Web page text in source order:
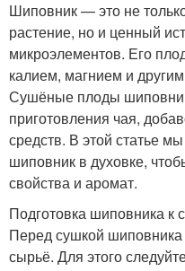
Шиповник — это не
растение, но и ценный
микроэлементов. Его
калием, магнием и
Сушёные плоды
приготовления чая,
средств. В этой статье
шиповник в духовке,
свойства и аромат.
Подготовка шиповника к
Перед сушкой шиповника
сырьё. Для этого